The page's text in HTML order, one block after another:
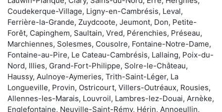
Coudekerque-Village, Ligny-en-Cambrésis, Leval,
Ferrière-la-Grande, Zuydcoote, Jeumont, Don, Petite-
Forêt, Capinghem, Saultain, Vred, Pérenchies, Préseau,
Marchiennes, Solesmes, Cousolre, Fontaine-Notre-Dame,
Fontaine-au-Pire, Le Cateau-Cambrésis, Lallaing, Poix-du-
Nord, Illies, Grand-Fort-Philippe, Solre-le-Château,
Haussy, Aulnoye-Aymeries, Trith-Saint-Léger, La
Longueville, Provin, Ostricourt, Villers-Outréaux, Rousies,
Allennes-les-Marais, Louvroil, Lambres-lez-Douai, Arnèke,
Englefontaine, Neuville-Saint-Rémy, Hérin, Annoeullin,